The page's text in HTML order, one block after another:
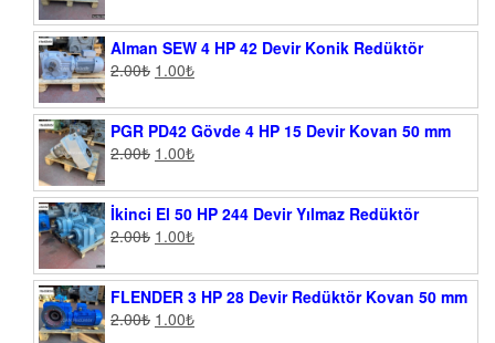
Alman SEW 4 HP 42 Devir Konik Redüktör
2.00₺ 1.00₺
PGR PD42 Gövde 4 HP 15 Devir Kovan 50 mm
2.00₺ 1.00₺
İkinci El 50 HP 244 Devir Yılmaz Redüktör
2.00₺ 1.00₺
FLENDER 3 HP 28 Devir Redüktör Kovan 50 mm
2.00₺ 1.00₺